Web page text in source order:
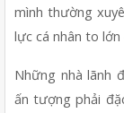
mình thường
lực cá nhân to lớn
Những nhà lãnh
ấn tượng phải